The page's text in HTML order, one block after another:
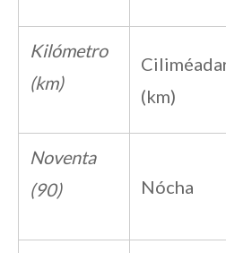
Kilómetro
(km)
(km)
Noventa
(90)
Nócha